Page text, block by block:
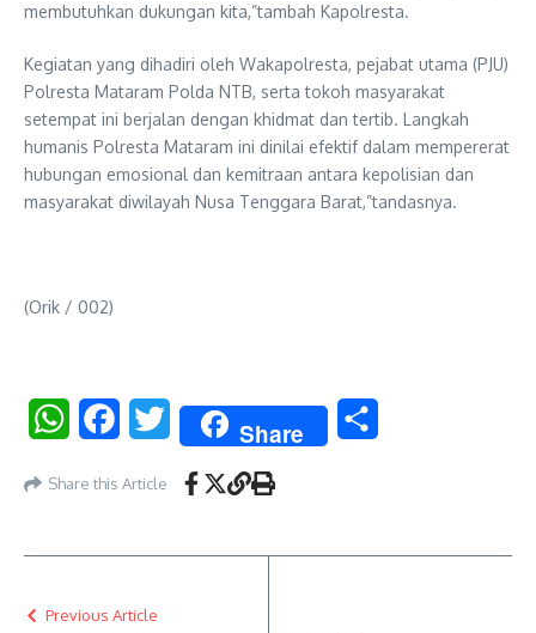
membutuhkan dukungan kita,”tambah Kapolresta.
Kegiatan yang dihadiri oleh Wakapolresta, pejabat utama (PJU)
Polresta Mataram Polda NTB, serta tokoh masyarakat
setempat ini berjalan dengan khidmat dan tertib. Langkah
humanis Polresta Mataram ini dinilai efektif dalam mempererat
hubungan emosional dan kemitraan antara kepolisian dan
masyarakat diwilayah Nusa Tenggara Barat,”tandasnya.
(Orik / 002)
WhatsAppFacebookTwitter Share
Share this Article
Previous Article